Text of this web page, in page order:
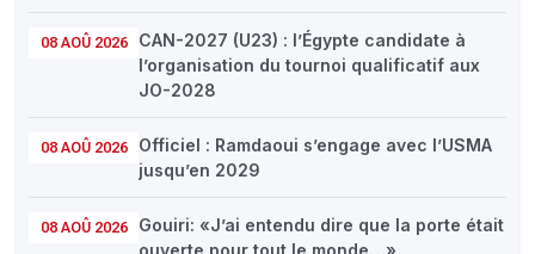
08 AOÛ 2026
CAN-2027 (U23) : l’Égypte candidate à
l’organisation du tournoi qualificatif aux
JO-2028
08 AOÛ 2026
Officiel : Ramdaoui s’engage avec l’USMA
jusqu’en 2029
08 AOÛ 2026
Gouiri: «J’ai entendu dire que la porte était